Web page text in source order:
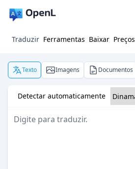
Traduzir Ferramentas Baixar Preços
Texto Imagens Documentos
Detectar automaticamente